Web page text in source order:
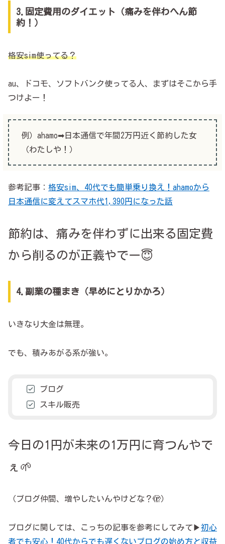
3.固定費用のダイエット（痛みを伴わへん節
約！）
格安sim使ってる？
au、ドコモ、ソフトバンク使ってる人、まずはそこから手
つけよー！
例）ahamo➡日本通信で年間2万円近く節約した女
（わたしや！）
参考記事： 格安sim、40代でも簡単乗り換え！ahamoから
日本通信に変えてスマホ代1,390円になった話
節約は、痛みを伴わずに出来る固定費
から削るのが正義やでー😇
4.副業の種まき（早めにとりかかろ）
いきなり大金は無理。
でも、積みあがる系が強い。
ブログ
スキル販売
今日の1円が未来の1万円に育つんやで
ぇ🌱
（ブログ仲間、増やしたいんやけどな？🫣）
ブログに関しては、こっちの記事を参考にしてみて▶初心
者でも安心！40代からでも遅くないブログの始め方と収益